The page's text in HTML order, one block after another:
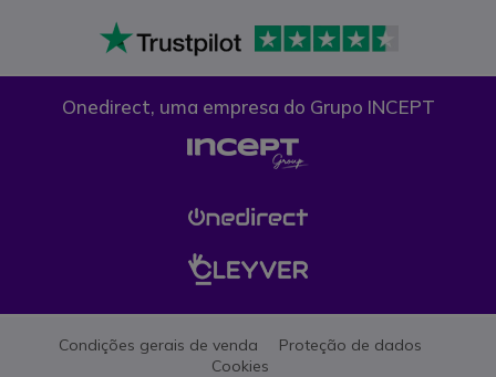
Onedirect, uma empresa do Grupo INCEPT
Condições gerais de venda
Proteção de dados
Cookies